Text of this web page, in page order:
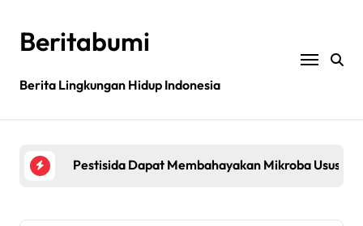
contentBeritabumi
Berita Lingkungan Hidup Indonesia
Penemuan gen padi dapat mengurangi